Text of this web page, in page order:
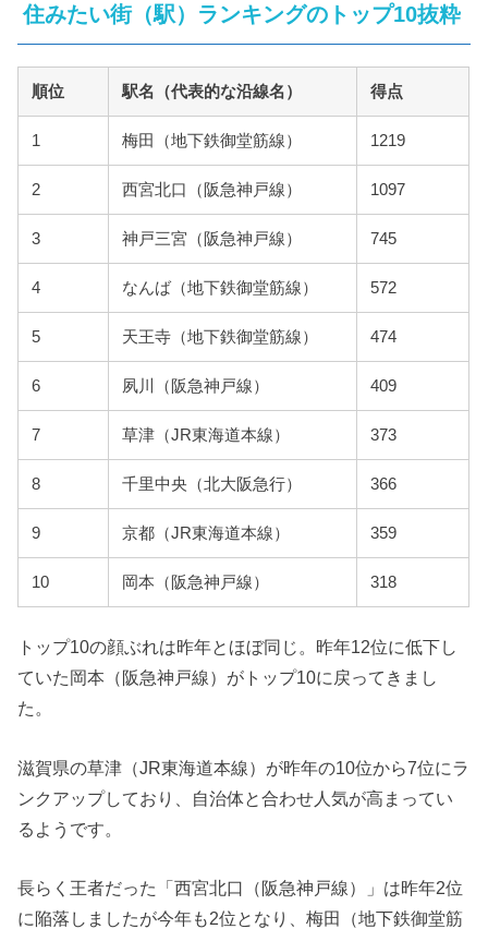
住みたい街（駅）ランキングのトップ10抜粋
順位 駅名（代表的な沿線名） 得点
1 梅田（地下鉄御堂筋線） 1219
2 西宮北口（阪急神戸線） 1097
3 神戸三宮（阪急神戸線） 745
4 なんば（地下鉄御堂筋線） 572
5 天王寺（地下鉄御堂筋線） 474
6 夙川（阪急神戸線） 409
7 草津（JR東海道本線） 373
8 千里中央（北大阪急行） 366
9 京都（JR東海道本線） 359
10 岡本（阪急神戸線） 318
トップ10の顔ぶれは昨年とほぼ同じ。昨年12位に低下し
ていた岡本（阪急神戸線）がトップ10に戻ってきまし
た。
滋賀県の草津（JR東海道本線）が昨年の10位から7位にラ
ンクアップしており、自治体と合わせ人気が高まってい
るようです。
長らく王者だった「西宮北口（阪急神戸線）」は昨年2位
に陥落しましたが今年も2位となり、梅田（地下鉄御堂筋